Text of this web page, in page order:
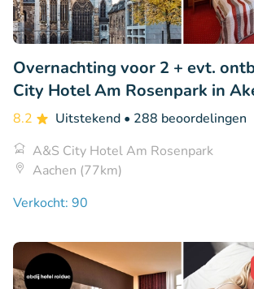
Overnachting voor 2 + evt.
City Hotel Am Rosenpark in
8.2 Uitstekend • 288 beoordelingen
A&S City Hotel Am Rosenpark
Aachen (77km)
Verkocht: 90